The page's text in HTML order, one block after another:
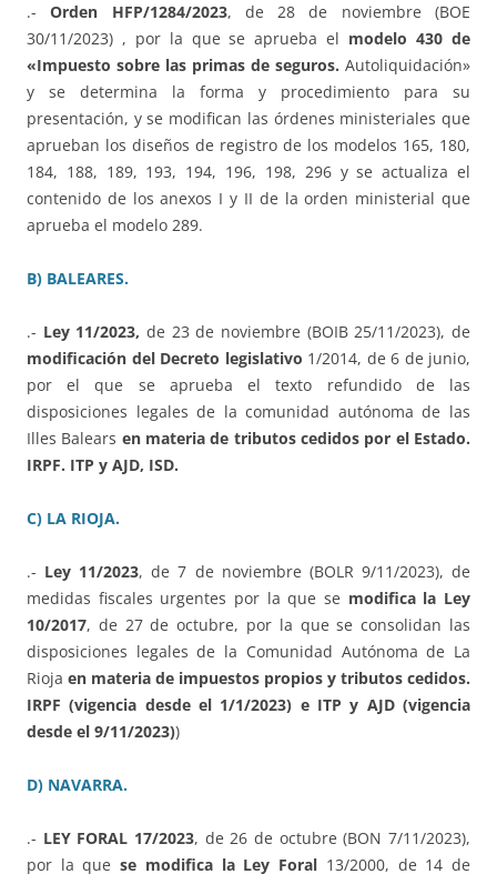
.-Orden HFP/1284/2023, de 28 de noviembre (BOE
30/11/2023) , por la que se aprueba el modelo 430 de
«Impuesto sobre las primas de seguros. Autoliquidación»
y se determina la forma y procedimiento para su
presentación, y se modifican las órdenes ministeriales que
aprueban los diseños de registro de los modelos 165, 180,
184, 188, 189, 193, 194, 196, 198, 296 y se actualiza el
contenido de los anexos I y II de la orden ministerial que
aprueba el modelo 289.
B) BALEARES.
.- Ley 11/2023, de 23 de noviembre (BOIB 25/11/2023), de
modificación del Decreto legislativo 1/2014, de 6 de junio,
por el que se aprueba el texto refundido de las
disposiciones legales de la comunidad autónoma de las
Illes Balears en materia de tributos cedidos por el Estado.
IRPF. ITP y AJD, ISD.
C) LA RIOJA.
.- Ley 11/2023, de 7 de noviembre (BOLR 9/11/2023), de
medidas fiscales urgentes por la que se modifica la Ley
10/2017, de 27 de octubre, por la que se consolidan las
disposiciones legales de la Comunidad Autónoma de La
Rioja en materia de impuestos propios y tributos cedidos.
IRPF (vigencia desde el 1/1/2023) e ITP y AJD (vigencia
desde el 9/11/2023))
D) NAVARRA.
.- LEY FORAL 17/2023, de 26 de octubre (BON 7/11/2023),
por la que se modifica la Ley Foral 13/2000, de 14 de